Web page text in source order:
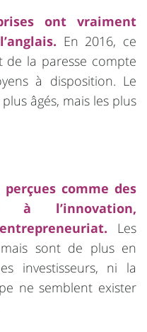
ont vraiment
En 2016, ce
de la paresse compte
à disposition. Le
âgés, mais les plus
comme des
à l’innovation,
Les
sont de plus en
investisseurs, ni la
ne semblent exister